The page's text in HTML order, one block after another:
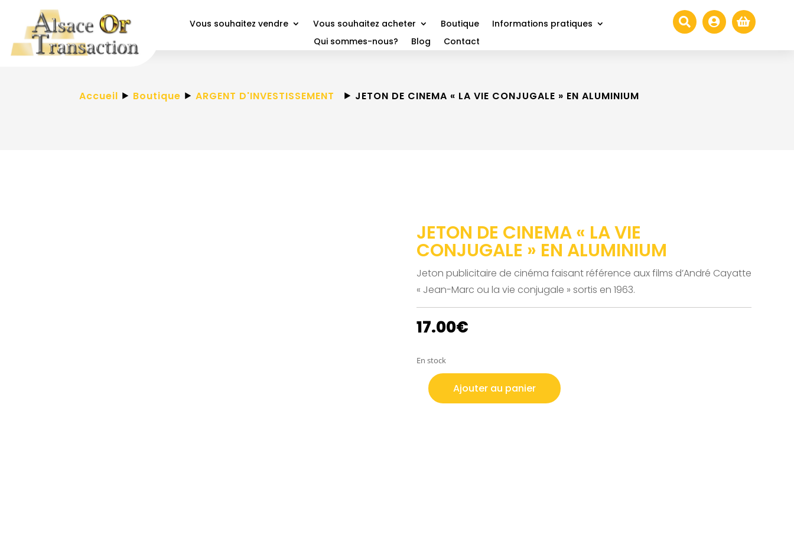
Vous souhaitez vendre Vous souhaitez acheter Boutique
Informations pratiques
Qui sommes-nous?
Blog Contact
 

Accueil ⯈ Boutique ⯈ARGENT D'INVESTISSEMENT ⯈ JETON DE CINEMA « LA VIE CONJUGALE » EN ALUMINIUM
JETON DE CINEMA « LA VIE
CONJUGALE » EN ALUMINIUM
Jeton publicitaire de cinéma faisant référence aux films d’André Cayatte
« Jean-Marc ou la vie conjugale » sortis en 1963.
17.00€
En stock
quantité Ajouter au panier